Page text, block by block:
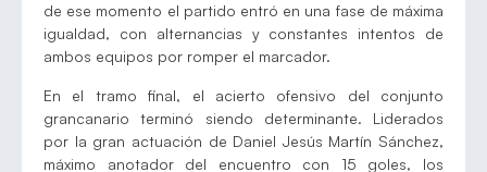
de ese momento el partido entró en una fase de máxima
igualdad, con alternancias y constantes intentos de
ambos equipos por romper el marcador.
En el tramo final, el acierto ofensivo del conjunto
grancanario terminó siendo determinante. Liderados
por la gran actuación de Daniel Jesús Martín Sánchez,
máximo anotador del encuentro con 15 goles, los